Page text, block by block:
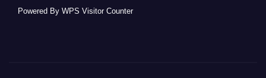
Powered By WPS Visitor Counter